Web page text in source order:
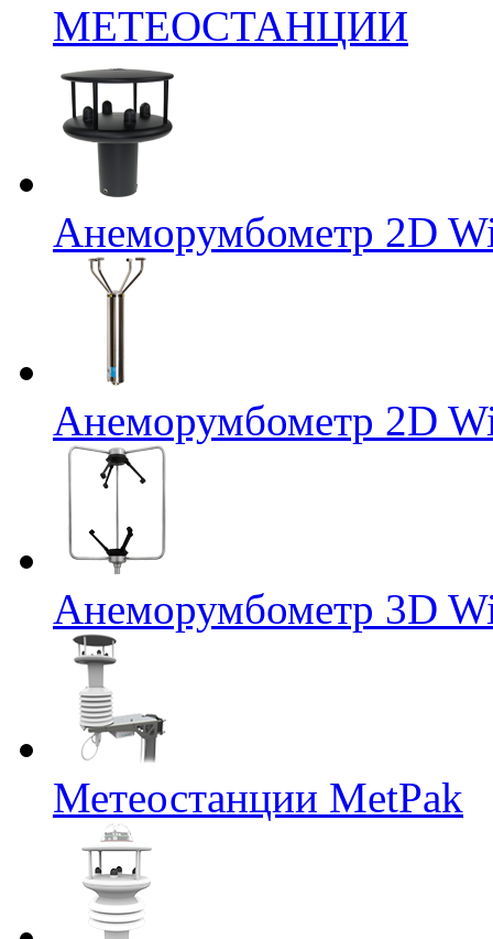
МЕТЕОСТАНЦИИ
Анеморумбометр 2D
Анеморумбометр 2D
Анеморумбометр 3D
Метеостанции MetPak